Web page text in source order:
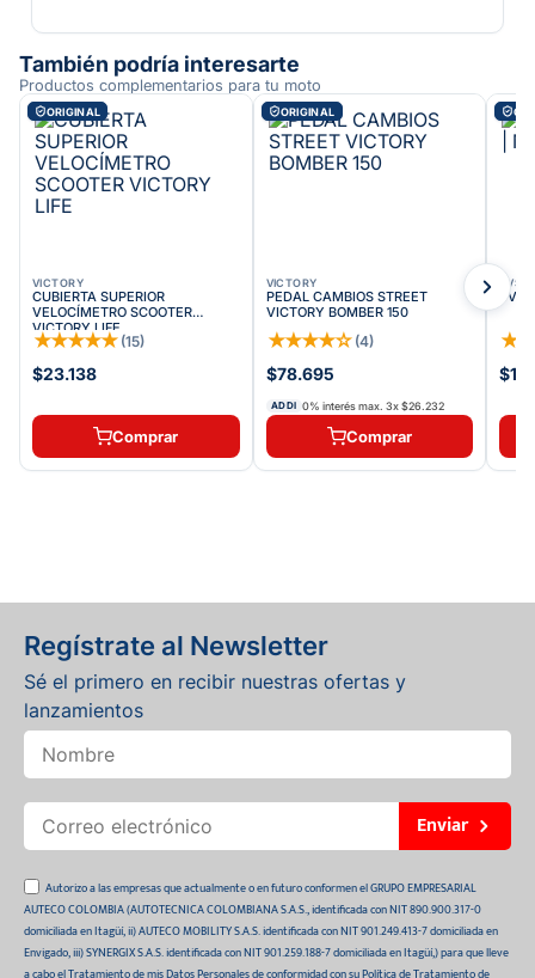
También podría interesarte
Productos complementarios para tu moto
ORIGINAL
VICTORY
CUBIERTA SUPERIOR
VELOCÍMETRO SCOOTER
VICTORY LIFE
★★★★★ (15)
$23.138
Comprar
ORIGINAL
VICTORY
PEDAL CAMBIOS STREET
VICTORY BOMBER 150
★★★★☆ (4)
$78.695
ADDI 0% interés max. 3x$26.232
Comprar
TVS
★
Regístrate al Newsletter
Sé el primero en recibir nuestras ofertas y
lanzamientos
Enviar
Autorizo a las empresas que actualmente o en futuro conformen el GRUPO EMPRESARIAL
AUTECO COLOMBIA (AUTOTECNICA COLOMBIANA S.A.S., identificada con NIT 890.900.317-0
domiciliada en Itagüí, ii) AUTECO MOBILITY S.A.S. identificada con NIT 901.249.413-7 domiciliada en
Envigado, iii) SYNERGIX S.A.S. identificada con NIT 901.259.188-7 domiciliada en Itagüí,) para que lleve